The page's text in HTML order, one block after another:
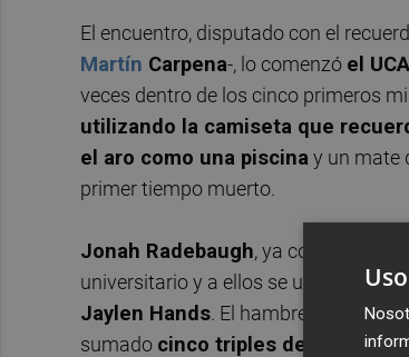
El encuentro, disputado con el
Martín Carpena-, lo comenzó el
veces dentro de los cinco primeros
utilizando la camiseta que
el aro como una piscinay un mate
primer tiempo muerto.
Jonah Radebaugh, ya con ocho
universitario y a ellos se unieron
Jaylen Hands. El hambre del
sumado cinco triples de ocho